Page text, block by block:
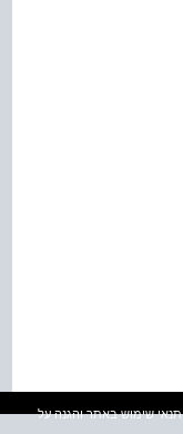
תנאי שימוש באתר והגנה על